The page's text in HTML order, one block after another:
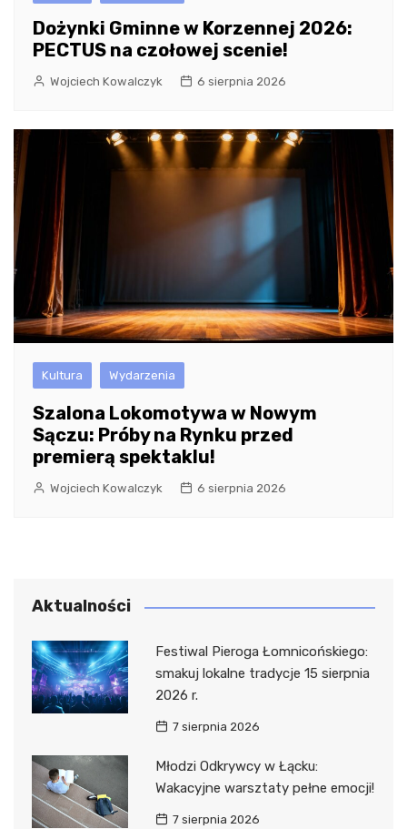
Dożynki Gminne w Korzennej 2026:
PECTUS na czołowej scenie!
Wojciech Kowalczyk 6 sierpnia 2026
Kultura Wydarzenia
Szalona Lokomotywa w Nowym
Sączu: Próby na Rynku przed
premierą spektaklu!
Wojciech Kowalczyk 6 sierpnia 2026
Aktualności
Festiwal Pieroga Łomnicońskiego:
smakuj lokalne tradycje 15 sierpnia
2026 r.
7 sierpnia 2026
Młodzi Odkrywcy w Łącku:
Wakacyjne warsztaty pełne emocji!
7 sierpnia 2026